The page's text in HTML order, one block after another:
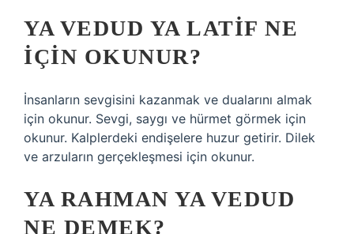
YA VEDUD YA LATIF NE
IÇIN OKUNUR?
İnsanların sevgisini kazanmak ve dualarını almak
için okunur. Sevgi, saygı ve hürmet görmek için
okunur. Kalplerdeki endişelere huzur getirir. Dilek
ve arzuların gerçekleşmesi için okunur.
YA RAHMAN YA VEDUD
NE DEMEK?